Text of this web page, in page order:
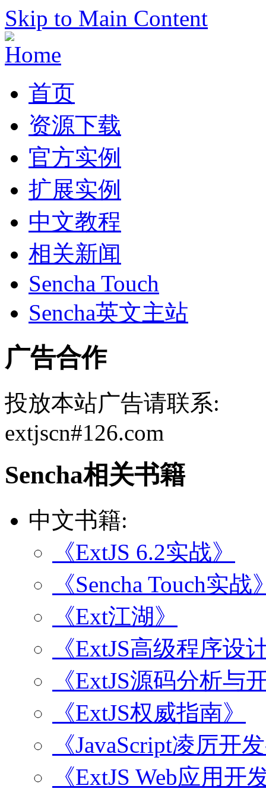
Skip to Main Content
首页
资源下载
官方实例
扩展实例
中文教程
相关新闻
Sencha Touch
Sencha英文主站
广告合作
投放本站广告请联系:
extjscn#126.com
Sencha相关书籍
中文书籍:
《ExtJS 6.2实战》
《Sencha Touch实战
《Ext江湖》
《ExtJS高级程序设
《ExtJS源码分析与
《ExtJS权威指南》
《JavaScript凌厉开
《ExtJS Web应用开